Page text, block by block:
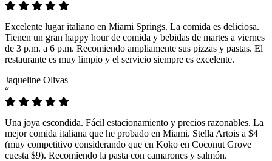
Excelente lugar italiano en Miami Springs. La comida es deliciosa.
Tienen un gran happy hour de comida y bebidas de martes a viernes
de 3 p.m. a 6 p.m. Recomiendo ampliamente sus pizzas y pastas. El
restaurante es muy limpio y el servicio siempre es excelente.
Jaqueline Olivas
“
Una joya escondida. Fácil estacionamiento y precios razonables. La
mejor comida italiana que he probado en Miami. Stella Artois a $4
(muy competitivo considerando que en Koko en Coconut Grove
cuesta $9). Recomiendo la pasta con camarones y salmón.